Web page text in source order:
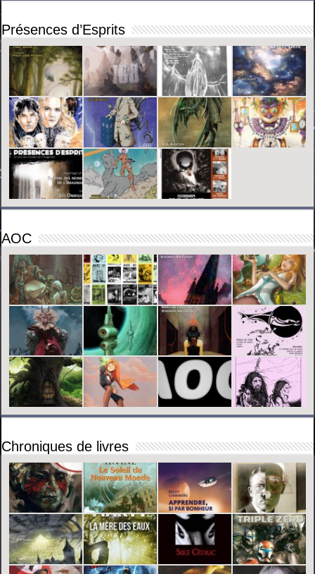
Présences d’Esprits
AOC
Chroniques de livres